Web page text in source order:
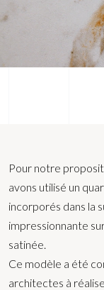
Pour notre
avons utilisé un
incorporés dans la
impressionnante
satinée.
Ce modèle a été
architectes à